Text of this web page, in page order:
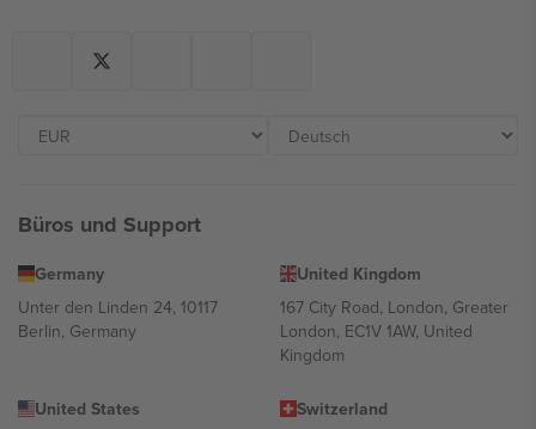
Büros und Support
Germany
Unter den Linden 24, 10117
Berlin, Germany
United Kingdom
167 City Road, London, Greater
London, EC1V 1AW, United
Kingdom
United States
Switzerland